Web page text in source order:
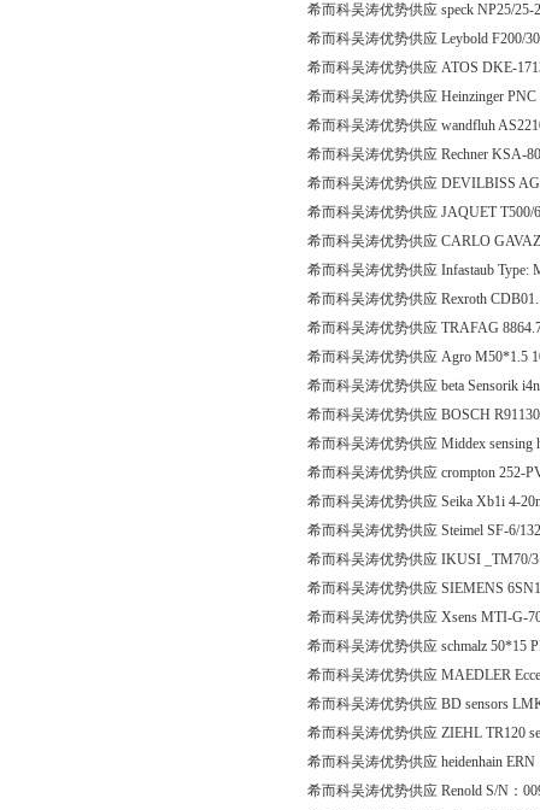
希而科吴涛优势供应 speck NP25/25-
希而科吴涛优势供应 Leybold F200/
希而科吴涛优势供应 ATOS DKE-
希而科吴涛优势供应 Heinzinger
希而科吴涛优势供应 wandfluh
希而科吴涛优势供应 Rechner KSA-
希而科吴涛优势供应 DEVILBISS
希而科吴涛优势供应 JAQUET T500/
希而科吴涛优势供应 CARLO
希而科吴涛优势供应 Infastaub Type:
希而科吴涛优势供应 Rexroth
希而科吴涛优势供应 TRAFAG
希而科吴涛优势供应 Agro M50*1.5
希而科吴涛优势供应 beta Sensorik
希而科吴涛优势供应 BOSCH
希而科吴涛优势供应 Middex sensing
希而科吴涛优势供应 crompton 252-
希而科吴涛优势供应 Seika Xb1i 4-
希而科吴涛优势供应 Steimel SF-6/
希而科吴涛优势供应 IKUSI _TM70/
希而科吴涛优势供应 SIEMENS
希而科吴涛优势供应 Xsens MTI-G-
希而科吴涛优势供应 schmalz 50*15
希而科吴涛优势供应 MAEDLER
希而科吴涛优势供应 BD sensors
希而科吴涛优势供应 ZIEHL TR120
希而科吴涛优势供应 heidenhain ERN
希而科吴涛优势供应 Renold S/N：